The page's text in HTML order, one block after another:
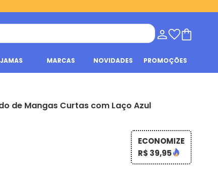
MARCAS NOVIDADES PROMOÇÕES
de Mangas Curtas com Laço Azul
ECONOMIZE
R$ 39,95